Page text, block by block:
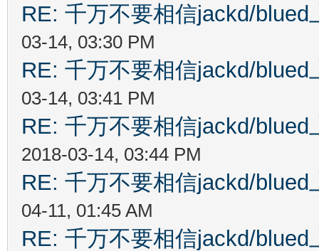
RE: 千万不要相信jackd/
03-14, 03:30 PM
RE: 千万不要相信jackd/
03-14, 03:41 PM
RE: 千万不要相信jackd/
2018-03-14, 03:44 PM
RE: 千万不要相信jackd/
04-11, 01:45 AM
RE: 千万不要相信jackd/